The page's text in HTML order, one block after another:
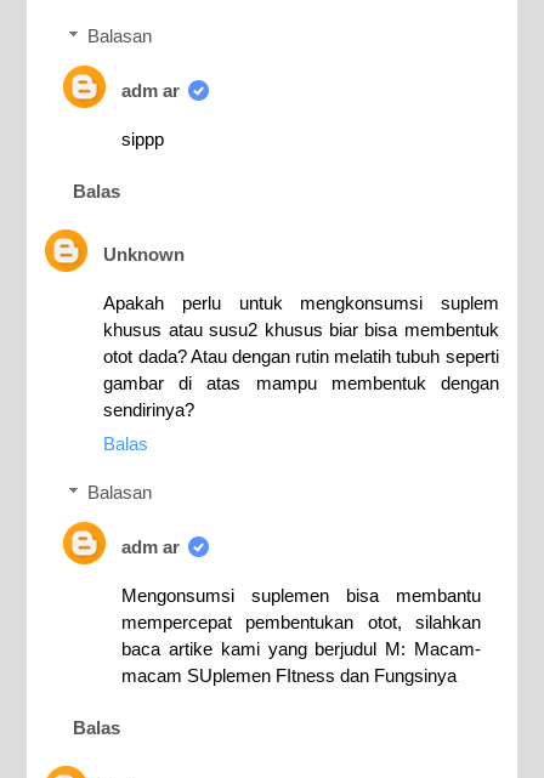
Balasan
adm ar
sippp
Balas
Unknown
Apakah perlu untuk mengkonsumsi suplem
khusus atau susu2 khusus biar bisa membentuk
otot dada? Atau dengan rutin melatih tubuh seperti
gambar di atas mampu membentuk dengan
sendirinya?
Balas
Balasan
adm ar
Mengonsumsi suplemen bisa membantu
mempercepat pembentukan otot, silahkan
baca artike kami yang berjudul M: Macam-
macam SUplemen FItness dan Fungsinya
Balas